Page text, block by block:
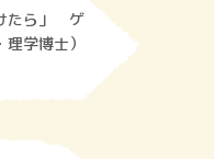
たら」 ゲ
学博士）